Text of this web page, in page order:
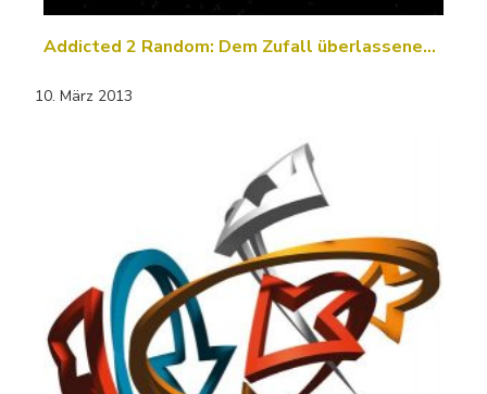
Addicted 2 Random: Dem Zufall überlassene…
10. März 2013